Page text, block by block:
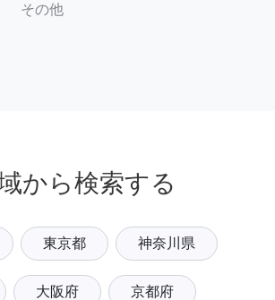
その他
から検索する
東京都 神奈川県
大阪府 京都府